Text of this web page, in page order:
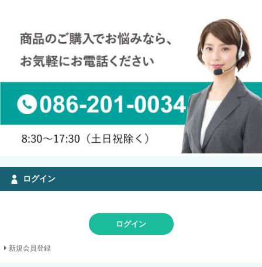
ログイン
ログイン
新規会員登録